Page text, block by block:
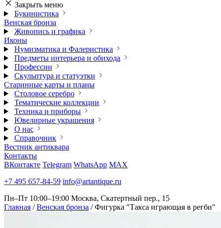
Закрыть меню
Букинистика
Венская бронза
Живопись и графика
Иконы
Нумизматика и Фалеристика
Предметы интерьера и обихода
Профессии
Скульптура и статуэтки
Старинные карты и планы
Столовое серебро
Тематические коллекции
Техника и приборы
Ювелирные украшения
О нас
Справочник
Вестник антиквара
Контакты
ВКонтакте Telegram WhatsApp MAX
+7 495 657-84-59 info@artantique.ru
Пн–Пт 10:00–19:00 Москва, Скатертный пер., 15
Главная / Венская бронза / Фигурка "Такса играющая в регби"